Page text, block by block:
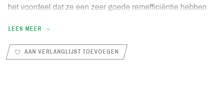
het voordeel dat ze een zeer goede remefficiëntie hebben
een relatief betaalbare prijs. Ze slijten echter sneller en
zijn vrij gevoelig voor modder.
LEES MEER
AAN VERLANGLIJST TOEVOEGEN